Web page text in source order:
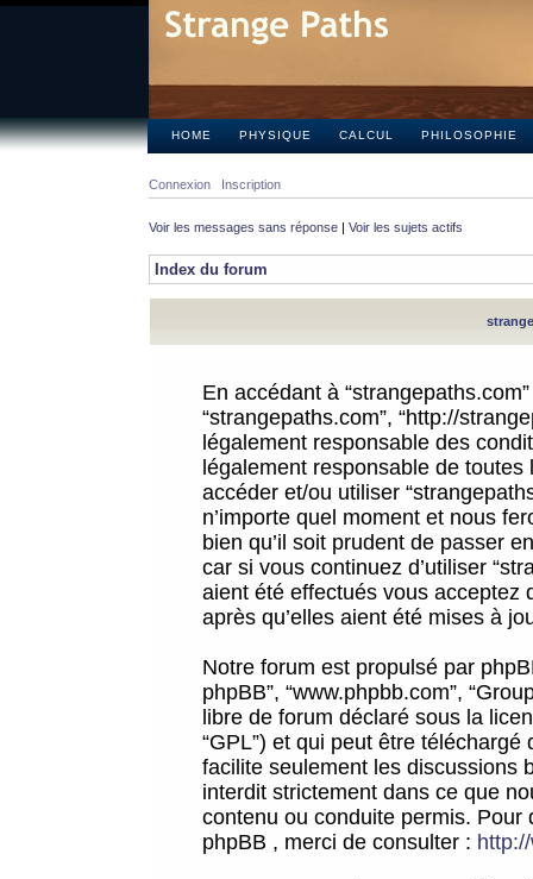
HOME PHYSIQUE CALCUL PHILOSOPHIE
Connexion Inscription
Voir les messages sans réponse | Voir les sujets actifs
Index du forum
En accédant à
“strangepaths.com”, “http://
légalement responsable des
légalement responsable de
accéder et/ou utiliser
n’importe quel moment et nous
bien qu’il soit prudent de passer
car si vous continuez d’utiliser
aient été effectués vous acceptez
après qu’elles aient été mises à
Notre forum est propulsé par
phpBB”, “www.phpbb.com”,
libre de forum déclaré sous la
“GPL”) et qui peut être téléchargé
facilite seulement les discussions
interdit strictement dans ce que
contenu ou conduite permis.
phpBB , merci de consulter :